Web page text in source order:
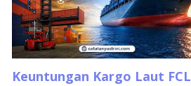
Keuntungan Kargo Laut FCL